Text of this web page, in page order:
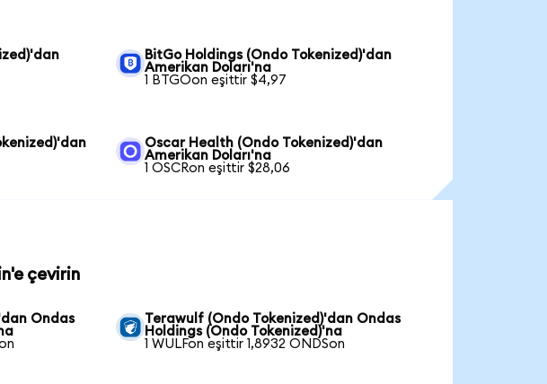
BitGo Holdings (Ondo Tokenized)'dan
Amerikan Doları'na
1 BTGOon eşittir $4,97
Oscar Health (Ondo Tokenized)'dan
Amerikan Doları'na
1 OSCRon eşittir $28,06
çevirin
Ondas
Terawulf (Ondo Tokenized)'dan Ondas
Holdings (Ondo Tokenized)'na
1 WULFon eşittir 1,8932 ONDSon